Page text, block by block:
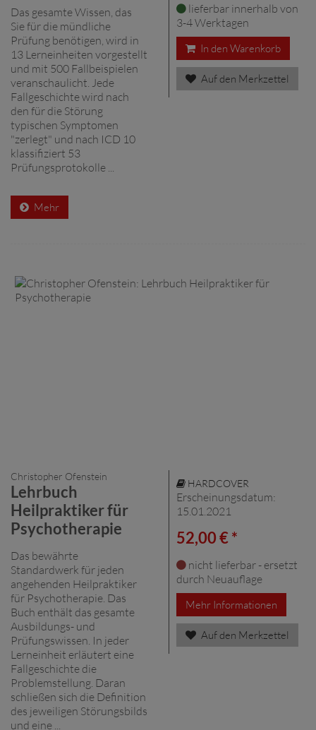
Das gesamte Wissen, das
Sie für die mündliche
Prüfung benötigen, wird in
13 Lerneinheiten vorgestellt
und mit 500 Fallbeispielen
veranschaulicht. Jede
Fallgeschichte wird nach
den für die Störung
typischen Symptomen
"zerlegt" und nach ICD 10
klassifiziert 53
Prüfungsprotokolle ...
Mehr
lieferbar innerhalb von
3-4 Werktagen
In den Warenkorb
Auf den Merkzettel
Christopher Ofenstein
Lehrbuch
Heilpraktiker für
Psychotherapie
Das bewährte
Standardwerk für jeden
angehenden Heilpraktiker
für Psychotherapie. Das
Buch enthält das gesamte
Ausbildungs- und
Prüfungswissen. In jeder
Lerneinheit erläutert eine
Fallgeschichte die
Problemstellung. Daran
schließen sich die Definition
des jeweiligen Störungsbilds
und eine ...
HARDCOVER
Erscheinungsdatum:
15.01.2021
52,00 € *
nicht lieferbar - ersetzt
durch Neuauflage
Mehr Informationen
Auf den Merkzettel